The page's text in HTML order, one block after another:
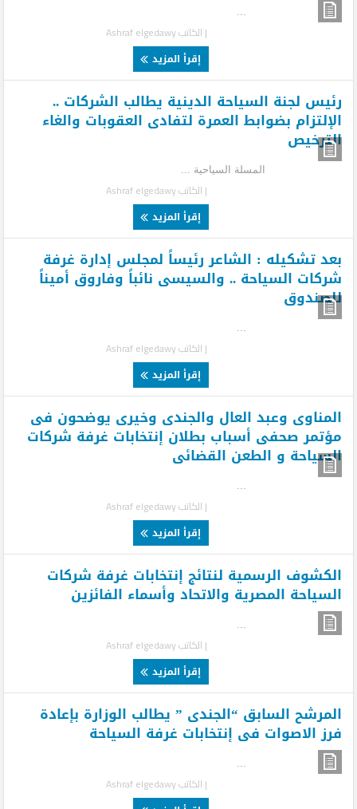
...
| الكاتبAshraf elgedawy
إقرأ المزيد
رئيس لجنة السياحة الدينية يطالب الشركات ..
الإلتزام بضوابط العمرة لتفادى العقوبات والغاء
الترخیص
المسلة السياحية ...
| الكاتبAshraf elgedawy
إقرأ المزيد
بعد تشكيله : الشاعر رئيساً لمجلس إدارة غرفة
شركات السياحة .. والسيسى نائباً وفاروق أميناً
للصندوق
| الكاتبAshraf elgedawy
إقرأ المزيد
المناوى وعبد العال والجندى وخيرى يوضحون فى
مؤتمر صحفى أسباب بطلان إنتخابات غرفة شركات
السياحة و الطعن القضائى
| الكاتبAshraf elgedawy
إقرأ المزيد
الكشوف الرسمية لنتائج إنتخابات غرفة شركات
السياحة المصرية والاتحاد وأسماء الفائزين
...
| الكاتبAshraf elgedawy
إقرأ المزيد
المرشح السابق “الجندى ” يطالب الوزارة بإعادة
فرز الاصوات فى إنتخابات غرفة السياحة
...
| الكاتبAshraf elgedawy